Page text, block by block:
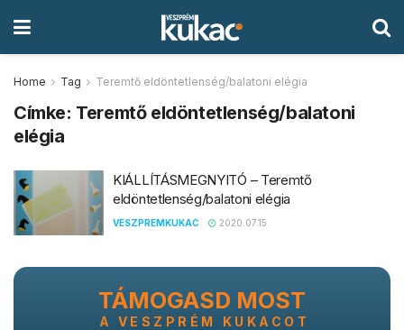
Home Tag Teremtő eldöntetlenség/balatoni elégia
Címke: Teremtő eldöntetlenség/balatoni
elégia
KIÁLLÍTÁSMEGNYITÓ – Teremtő
eldöntetlenség/balatoni elégia
VESZPREMKUKAC 2020.07.15.
TÁMOGASD MOST
A VESZPRÉM KUKACOT